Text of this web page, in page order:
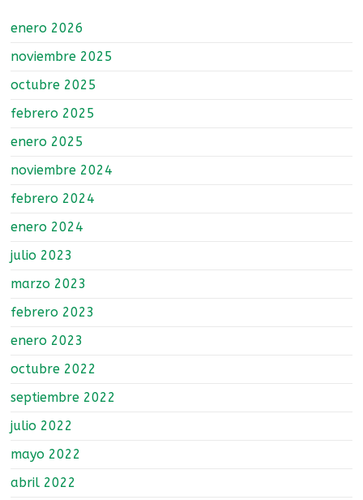
enero 2026
noviembre 2025
octubre 2025
febrero 2025
enero 2025
noviembre 2024
febrero 2024
enero 2024
julio 2023
marzo 2023
febrero 2023
enero 2023
octubre 2022
septiembre 2022
julio 2022
mayo 2022
abril 2022